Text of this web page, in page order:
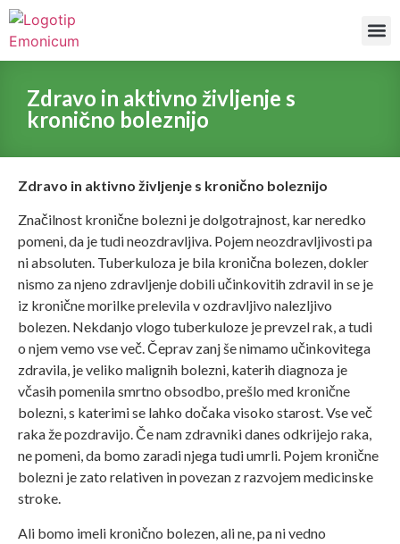
Zdravo in aktivno življenje s
kronično boleznijo
Zdravo in aktivno življenje s kronično boleznijo
Značilnost kronične bolezni je dolgotrajnost, kar neredko
pomeni, da je tudi neozdravljiva. Pojem neozdravljivosti pa
ni absoluten. Tuberkuloza je bila kronična bolezen, dokler
nismo za njeno zdravljenje dobili učinkovitih zdravil in se je
iz kronične morilke prelevila v ozdravljivo nalezljivo
bolezen. Nekdanjo vlogo tuberkuloze je prevzel rak, a tudi
o njem vemo vse več. Čeprav zanj še nimamo učinkovitega
zdravila, je veliko malignih bolezni, katerih diagnoza je
včasih pomenila smrtno obsodbo, prešlo med kronične
bolezni, s katerimi se lahko dočaka visoko starost. Vse več
raka že pozdravijo. Če nam zdravniki danes odkrijejo raka,
ne pomeni, da bomo zaradi njega tudi umrli. Pojem kronične
bolezni je zato relativen in povezan z razvojem medicinske
stroke.
Ali bomo imeli kronično bolezen, ali ne, pa ni vedno